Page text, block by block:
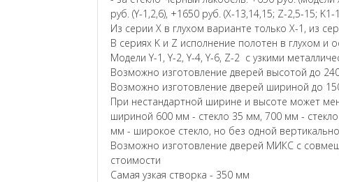
руб. (Y-1,2,6), +1650 руб. (X-13,14,15; Z-2,5-15; K1-
Из серии X в глухом варианте только X-1, из
В сериях K и Z исполнение полотен в глухом и
Модели Y-1, Y-2, Y-4, Y-6, Z-2 с узкими
Возможно изготовление дверей высотой до
Возможно изготовление дверей шириной до
При нестандартной ширине и высоте может
шириной 600 мм - стекло 35 мм, 700 мм -
мм - широкое стекло, но без одной
Возможно изготовление дверей МИКС с
стоимости
Самая узкая створка - 350 мм